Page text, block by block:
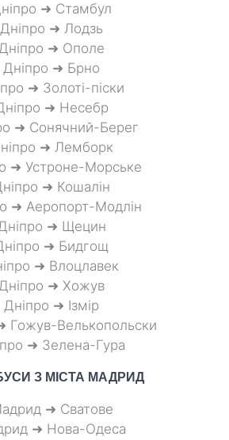
➜ Стамбул
Дніпро ➜ Лодзь
➜ Ополе
Дніпро ➜ Брно
➜ Золоті-піски
➜ Несебр
➜ Сонячний-Берег
➜ Лемборк
➜ Устроне-Морське
➜ Кошалін
➜ Аеропорт-Модлін
➜ Щецин
➜ Бидгощ
➜ Влоцлавек
➜ Хожув
Дніпро ➜ Ізмір
Гожув-Велькопольски
➜ Зелена-Гура
З МІСТА МАДРИД
➜ Сватове
➜ Нова-Одеса